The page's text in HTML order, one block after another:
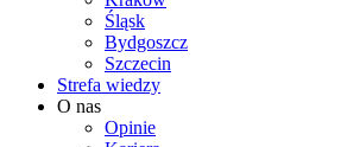
Śląsk
Bydgoszcz
Szczecin
Strefa wiedzy
O nas
Opinie